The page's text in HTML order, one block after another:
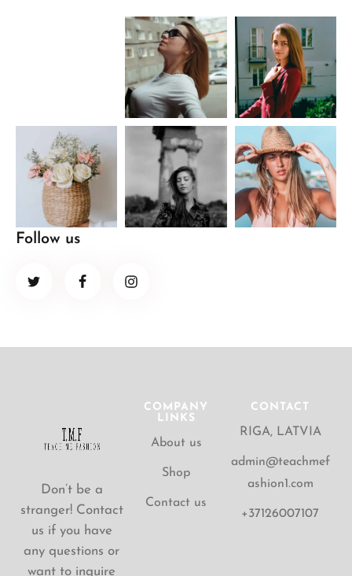
Follow us
Don’t be a
stranger! Contact
us if you have
any questions or
want to inquire
COMPANY
LINKS
About us
Shop
Contact us
CONTACT
RIGA, LATVIA
admin@teachmef
ashion1.com
+37126007107